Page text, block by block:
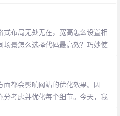
式布局无处无在，宽高怎么设置相
场景怎么选择代码最高效？巧妙使
面都会影响网站的优化效果。因
分考虑并优化每个细节。今天，我